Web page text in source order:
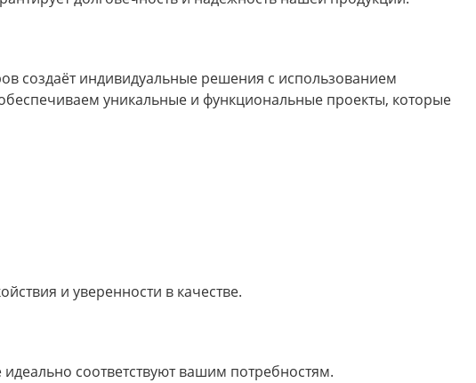
создаёт индивидуальные решения с использованием
уникальные и функциональные проекты, которые
и уверенности в качестве.
соответствуют вашим потребностям.